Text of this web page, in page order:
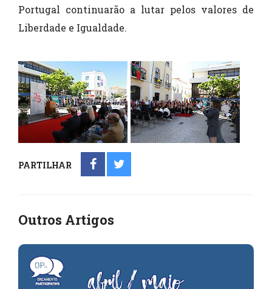
Portugal continuarão a lutar pelos valores de
Liberdade e Igualdade.
PARTILHAR
Outros Artigos